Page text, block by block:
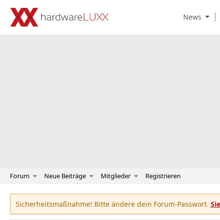
News O
Forum Neue Beiträge Mitglieder Registrieren
Sicherheitsmaßnahme! Bitte ändere dein Forum-Passwort.